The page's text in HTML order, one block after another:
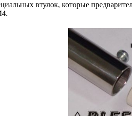
втулок, которые